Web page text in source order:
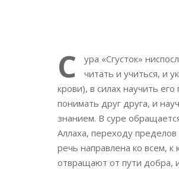
С
ура «Сгусток»
читать и учиться, и
крови), в силах научить
понимать друг друга, и
знанием. В суре
Аллаха, переходу
речь направлена ко всем,
отвращают от пути добра,